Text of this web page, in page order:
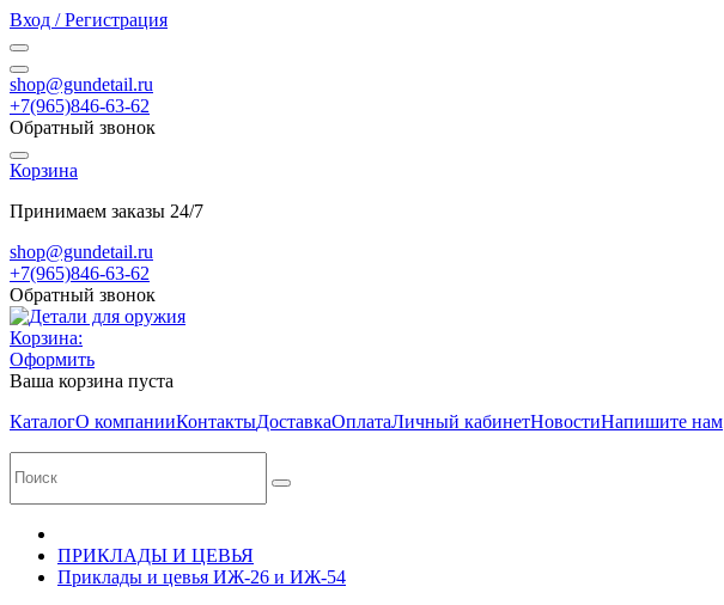
Вход / Регистрация
shop@gundetail.ru
+7(965)846-63-62
Обратный звонок
Корзина
Принимаем заказы 24/7
shop@gundetail.ru
+7(965)846-63-62
Обратный звонок
Корзина:
Оформить
Ваша корзина пуста
КаталогО компанииКонтактыДоставкаОплатаЛичный кабинетНовостиНапишите нам
ПРИКЛАДЫ И ЦЕВЬЯ
Приклады и цевья ИЖ-26 и ИЖ-54